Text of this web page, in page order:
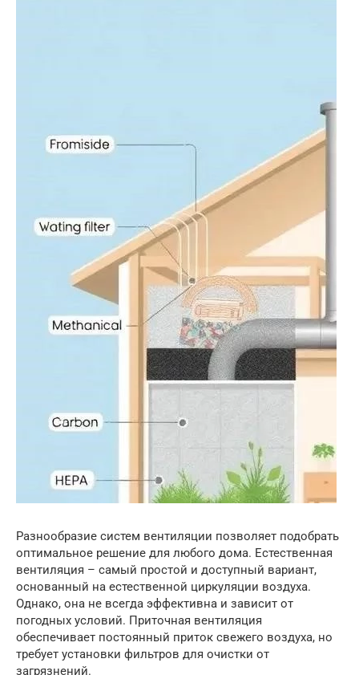
Разнообразие систем вентиляции позволяет подобрать
оптимальное решение для любого дома. Естественная
вентиляция – самый простой и доступный вариант,
основанный на естественной циркуляции воздуха.
Однако, она не всегда эффективна и зависит от
погодных условий. Приточная вентиляция
обеспечивает постоянный приток свежего воздуха, но
требует установки фильтров для очистки от
загрязнений.